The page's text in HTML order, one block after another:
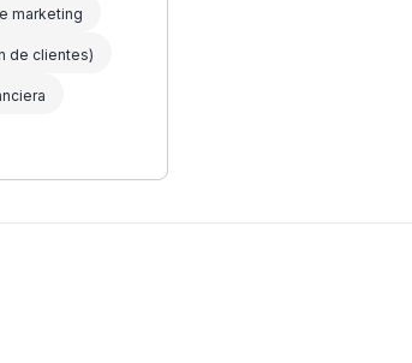
marketing
de clientes)